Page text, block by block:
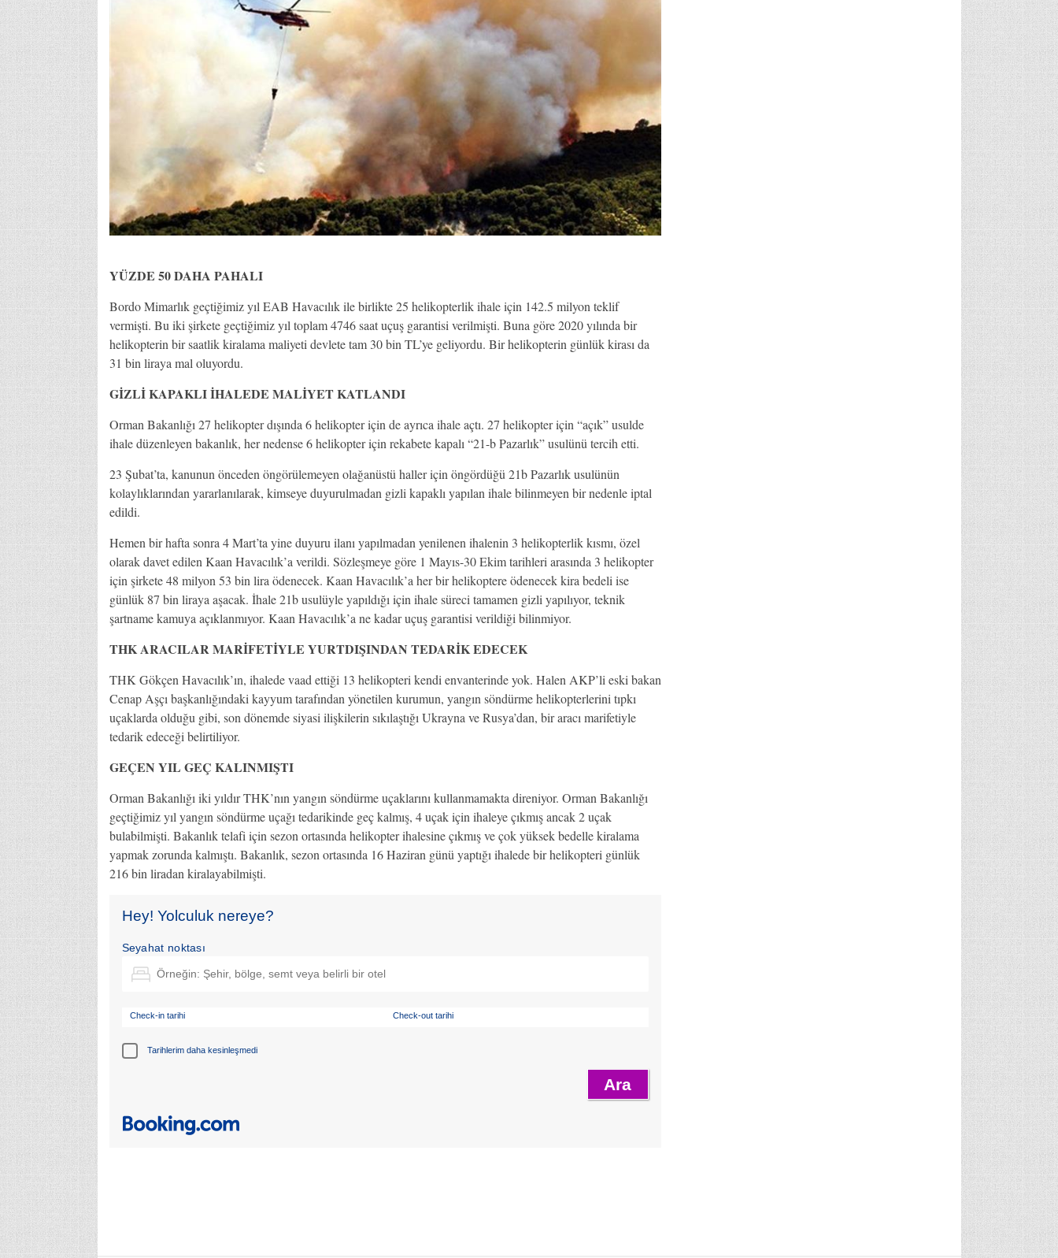
YÜZDE 50 DAHA PAHALI
Bordo Mimarlık geçtiğimiz yıl EAB Havacılık ile birlikte 25 helikopterlik ihale için 142.5 milyon teklif
vermişti. Bu iki şirkete geçtiğimiz yıl toplam 4746 saat uçuş garantisi verilmişti. Buna göre 2020 yılında bir
helikopterin bir saatlik kiralama maliyeti devlete tam 30 bin TL’ye geliyordu. Bir helikopterin günlük kirası da
31 bin liraya mal oluyordu.
GİZLİ KAPAKLI İHALEDE MALİYET KATLANDI
Orman Bakanlığı 27 helikopter dışında 6 helikopter için de ayrıca ihale açtı. 27 helikopter için “açık” usulde
ihale düzenleyen bakanlık, her nedense 6 helikopter için rekabete kapalı “21-b Pazarlık” usulünü tercih etti.
23 Şubat’ta, kanunun önceden öngörülemeyen olağanüstü haller için öngördüğü 21b Pazarlık usulünün
kolaylıklarından yararlanılarak, kimseye duyurulmadan gizli kapaklı yapılan ihale bilinmeyen bir nedenle iptal
edildi.
Hemen bir hafta sonra 4 Mart’ta yine duyuru ilanı yapılmadan yenilenen ihalenin 3 helikopterlik kısmı, özel
olarak davet edilen Kaan Havacılık’a verildi. Sözleşmeye göre 1 Mayıs-30 Ekim tarihleri arasında 3 helikopter
için şirkete 48 milyon 53 bin lira ödenecek. Kaan Havacılık’a her bir helikoptere ödenecek kira bedeli ise
günlük 87 bin liraya aşacak. İhale 21b usulüyle yapıldığı için ihale süreci tamamen gizli yapılıyor, teknik
şartname kamuya açıklanmıyor. Kaan Havacılık’a ne kadar uçuş garantisi verildiği bilinmiyor.
THK ARACILAR MARİFETİYLE YURTDIŞINDAN TEDARİK EDECEK
THK Gökçen Havacılık’ın, ihalede vaad ettiği 13 helikopteri kendi envanterinde yok. Halen AKP’li eski bakan
Cenap Aşçı başkanlığındaki kayyum tarafından yönetilen kurumun, yangın söndürme helikopterlerini tıpkı
uçaklarda olduğu gibi, son dönemde siyasi ilişkilerin sıkılaştığı Ukrayna ve Rusya’dan, bir aracı marifetiyle
tedarik edeceği belirtiliyor.
GEÇEN YIL GEÇ KALINMIŞTI
Orman Bakanlığı iki yıldır THK’nın yangın söndürme uçaklarını kullanmamakta direniyor. Orman Bakanlığı
geçtiğimiz yıl yangın söndürme uçağı tedarikinde geç kalmış, 4 uçak için ihaleye çıkmış ancak 2 uçak
bulabilmişti. Bakanlık telafi için sezon ortasında helikopter ihalesine çıkmış ve çok yüksek bedelle kiralama
yapmak zorunda kalmıştı. Bakanlık, sezon ortasında 16 Haziran günü yaptığı ihalede bir helikopteri günlük
216 bin liradan kiralayabilmişti.
Hey! Yolculuk nereye?
Seyahat noktası
Check-in tarihi Check-out tarihi
Tarihlerim daha kesinleşmedi